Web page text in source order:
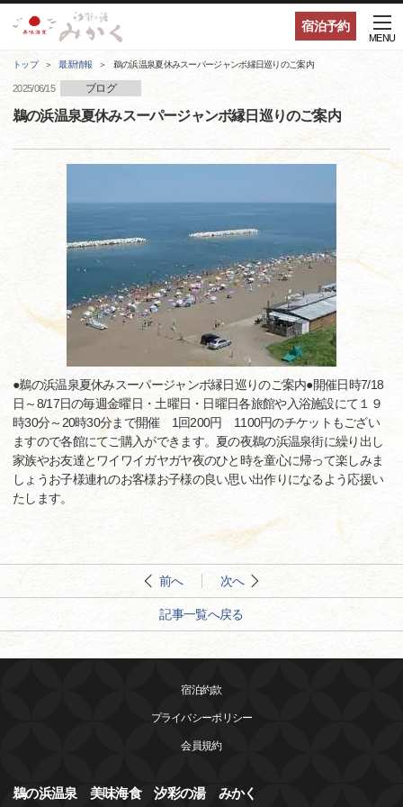
宿泊予約
MENU
トップ 最新情報 鵜の浜温泉夏休みスーパージャンボ縁日巡りのご案内
2025/06/15 ブログ
鵜の浜温泉夏休みスーパージャンボ縁日巡りのご案内
●鵜の浜温泉夏休みスーパージャンボ縁日巡りのご案内●開催日時7/18
日～8/17日の毎週金曜日・土曜日・日曜日各旅館や入浴施設にて１９
時30分～20時30分まで開催 1回200円 1100円のチケットもござい
ますので各館にてご購入ができます。夏の夜鵜の浜温泉街に繰り出し
家族やお友達とワイワイガヤガヤ夜のひと時を童心に帰って楽しみま
しょうお子様連れのお客様お子様の良い思い出作りになるよう応援い
たします。
前へ 次へ
記事一覧へ戻る
宿泊約款
プライバシーポリシー
会員規約
鵜の浜温泉 美味海食 汐彩の湯 みかく